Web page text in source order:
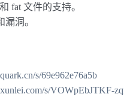
fat 文件的支持。
洞。
s/69e962e76a5b
s/VOWpEbJTKF-